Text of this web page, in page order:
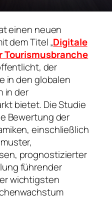
einen neuen
dem Titel „Digitale
Tourismusbranche
der
in den globalen
in der
bietet. Die Studie
Bewertung der
einschließlich
prognostizierter
führender
wichtigsten